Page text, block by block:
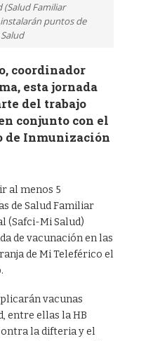
(Salud Familiar
puntos de
coordinador
esta jornada
del trabajo
conjunto con el
de Inmunización
al menos 5
de Salud Familiar
(Safci-Mi Salud)
de vacunación en las
de Mi Teleférico el
vacunas
entre ellas la HB
la difteria y el